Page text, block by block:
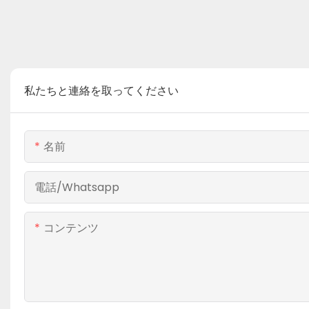
私たちと連絡を取ってください
名前
電話/whatsapp
コンテンツ